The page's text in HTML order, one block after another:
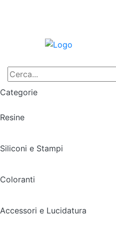
Categorie
Resine
Siliconi e Stampi
Coloranti
Accessori e Lucidatura